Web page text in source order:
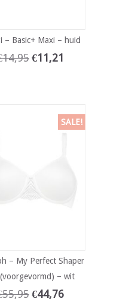
– Basic+ Maxi – huid
14,95 €11,21
SALE!
– My Perfect Shaper
– wit
55,95 €44,76